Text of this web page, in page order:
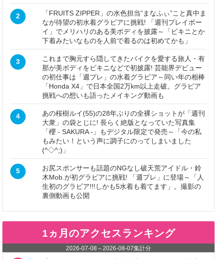
2
「FRUITS ZIPPER」の水色担当“まなふぃ”こと真中ま
なが待望の初水着グラビアに挑戦! 「週刊プレイボー
イ」でメリハリのある美ボディを披露～「ビキニとか
下着みたいなものを人前で着るのは初めてかも」
3
これまで胸元すら隠してきたバイクを愛する旅人・有
那が美ボディをビキニなどで初披露! 芸能界デビュー
の初仕事は「週プレ」の水着グラビア～同い年の相棒
「Honda X4」で日本全国2万km以上走破。グラビア
挑戦への想いも語ったメイキング動画も
4
あの桜樹ルイ(55)の28年ぶりの全裸ショットが「週刊
大衆」の袋とじに! 長らく絶版となっていた写真集
「櫻 - SAKURA -」もデジタル限定で発売～「今の私
もみたい！という声に調子にのってしまいました
(^◇^;)」
5
お尻スポンサーも話題のNGなし破天荒アイドル・鈴
木Mob.が初グラビアに挑戦! 「週プレ」に登場～「人
生初のグラビア!!!しかも5水着も着てます」。撮影の
裏側動画も公開
1ヵ月のアクセスランキング
2026-07-08 ～2026-08-07集計分